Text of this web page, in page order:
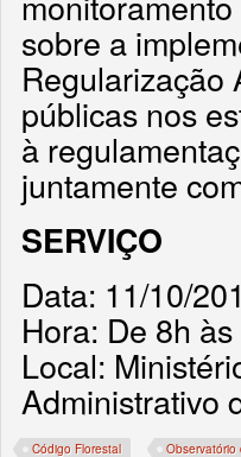
sobre a
Regularização
públicas nos
à
juntamente
SERVIÇO
Data: 11/10/
Hora: De 8h
Local:
Administrativo
Código Florestal Observatório